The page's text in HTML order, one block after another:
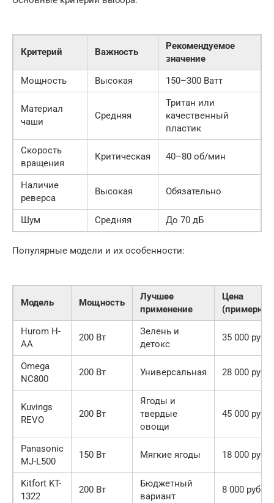
Критерий Важность
Рекомендуемое
значение
Мощность
Высокая 150–300 Ватт
Материал
чаши
Средняя
Тритан или
качественный
пластик
Скорость
вращения
Критическая 40–80 об/мин
Наличие
реверса
Высокая Обязательно
Шум Средняя До 70 дБ
Популярные модели и их особенности:
Модель Мощность
Лучшее
применение
Цена
(примерно)
Hurom H-
AA
200 Вт
Зелень и
детокс
35 000 руб.
Omega
NC800
200 Вт Универсальная 28 000 руб.
Kuvings
REVO
200 Вт
Ягоды и
твердые
овощи
45 000 руб.
Panasonic
MJ-L500
150 Вт Мягкие ягоды 18 000 руб.
Kitfort KT-
1322
200 Вт
Бюджетный
вариант
8 000 руб.